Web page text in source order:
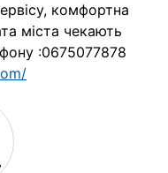
комфортна
міста чекають
:0675077878